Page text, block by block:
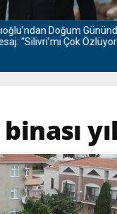
Doğum
“Silivri’mi Çok